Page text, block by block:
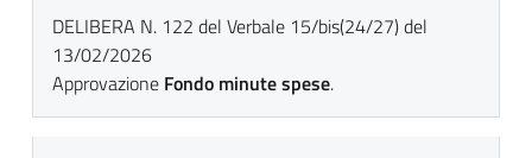
DELIBERA N. 122 del Verbale 15/bis(24/27) del
13/02/2026
Approvazione Fondo minute spese.